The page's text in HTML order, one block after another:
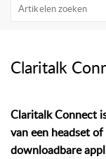
Claritalk
Claritalk Connect
van een headset
downloadbare